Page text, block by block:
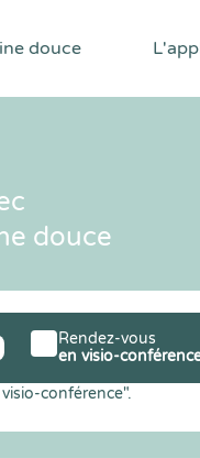
douce
douce
conférence".
Rendez-vous
en visio-